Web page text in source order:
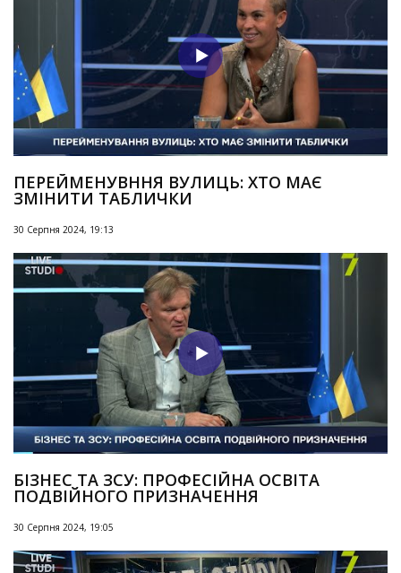
ПЕРЕЙМЕНУВННЯ ВУЛИЦЬ: ХТО МАЄ
ЗМІНИТИ ТАБЛИЧКИ
30 Серпня 2024, 19:13
БІЗНЕС ТА ЗСУ: ПРОФЕСІЙНА ОСВІТА
ПОДВІЙНОГО ПРИЗНАЧЕННЯ
30 Серпня 2024, 19:05